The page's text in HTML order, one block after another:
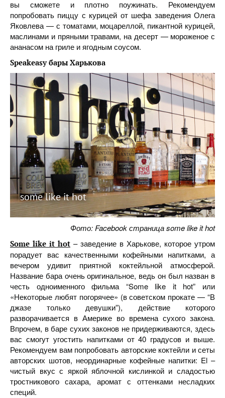
вы сможете и плотно поужинать. Рекомендуем
попробовать пиццу с курицей от шефа заведения Олега
Яковлева — с томатами, моцареллой, пикантной курицей,
маслинами и пряными травами, на десерт — мороженое с
ананасом на гриле и ягодным соусом.
Speakeasyбары Харькова
some like it hot
Фото: Facebook страница some like it hot
Some like it hot – заведение в Харькове, которое утром
порадует вас качественными кофейными напитками, а
вечером удивит приятной коктейльной атмосферой.
Название бара очень оригинальное, ведь он был назван в
честь одноименного фильма “Some like it hot” или
«Некоторые любят погорячее» (в советском прокате — “В
джазе только девушки”), действие которого
разворачивается в Америке во времена сухого закона.
Впрочем, в баре сухих законов не придерживаются, здесь
вас смогут угостить напитками от 40 градусов и выше.
Рекомендуем вам попробовать авторские коктейли и сеты
авторских шотов, неординарные кофейные напитки: El –
чистый вкус с яркой яблочной кислинкой и сладостью
тростникового сахара, аромат с оттенками несладких
специй.